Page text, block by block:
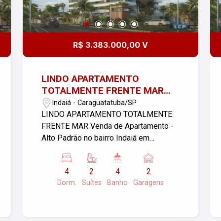
R$ 3.383.000,00 V
LINDO APARTAMENTO
TOTALMENTE FRENTE MAR
Venda de Apartamento - Alto
Padrão no bairro Indaiá em
Caraguatatuba/SP 4
dormitórios | 2 garagens | Área
imóvel: Este lindo apartamento
padrão está localizado no
bairro Indaiá!
Indaiá - Caraguatatuba/SP
LINDO APARTAMENTO TOTALMENTE
FRENTE MAR Venda de Apartamento -
Alto Padrão no bairro Indaiá em
garagens | Área útil: 195,00m²
Descrição do imóvel: Este lindo
apartamento padrão está localizado no
4
Dorm.
2
Suítes
4
Banho
2
Garagens